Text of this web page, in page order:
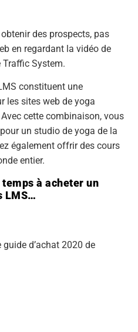
des prospects, pas
en regardant la vidéo de
System.
constituent une
les sites web de yoga
cette combinaison, vous
un studio de yoga de la
également offrir des cours
entier.
temps à acheter un
LMS…
d’achat 2020 de